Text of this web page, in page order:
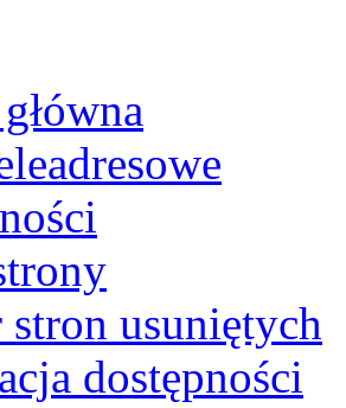
stron usuniętych
dostępności